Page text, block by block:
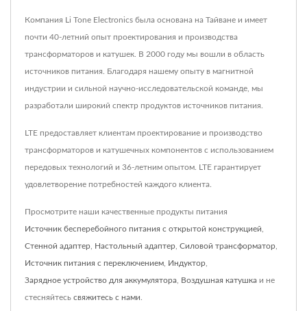
Компания Li Tone Electronics была основана на Тайване и имеет
почти 40-летний опыт проектирования и производства
трансформаторов и катушек. В 2000 году мы вошли в область
источников питания. Благодаря нашему опыту в магнитной
индустрии и сильной научно-исследовательской команде, мы
разработали широкий спектр продуктов источников питания.
LTE предоставляет клиентам проектирование и производство
трансформаторов и катушечных компонентов с использованием
передовых технологий и 36-летним опытом. LTE гарантирует
удовлетворение потребностей каждого клиента.
Просмотрите наши качественные продукты питания
Источник бесперебойного питания с открытой конструкцией
Стенной адаптер Настольный адаптер Силовой трансформатор
Источник питания с переключением Индуктор
Зарядное устройство для аккумулятора Воздушная катушка и не
стесняйтесь свяжитесь с нами